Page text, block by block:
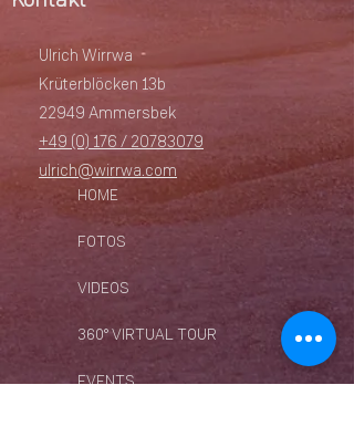
Ulrich Wirrwa
Krüterblöcken 13b
22949 Ammersbek
+49 (0) 176 / 20783079
ulrich@wirrwa.com
HOME
FOTOS
VIDEOS
360° VIRTUAL TOUR
EVENTS